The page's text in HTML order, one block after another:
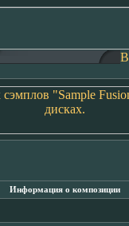
Информация о композиции